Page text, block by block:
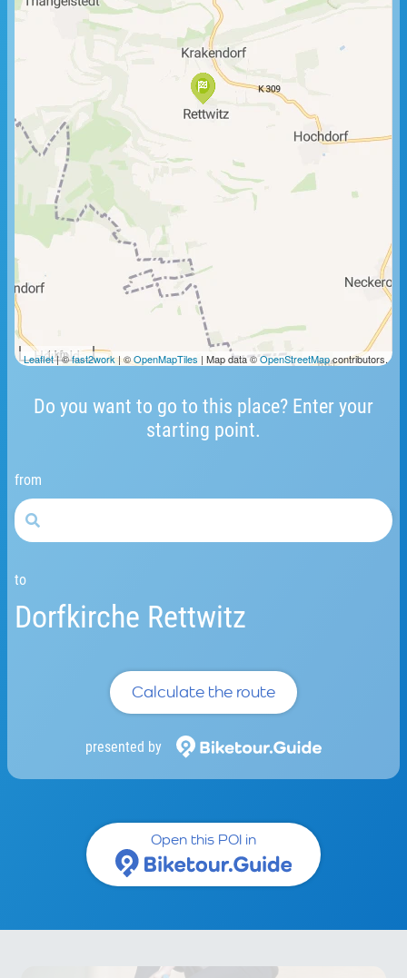
Do you want to go to this place? Enter your
starting point.
from
to
Dorfkirche Rettwitz
Calculate the route
presented by
1 km
Leaflet| ©fast2work| ©OpenMapTiles | Map data ©OpenStreetMapcontributors.
Open this POI in